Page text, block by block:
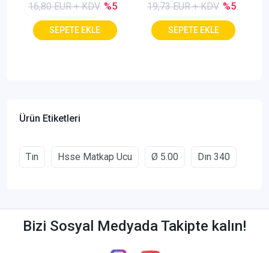
16,80 EUR + KDV %5 19,73 EUR + KDV %5
Ürün Etiketleri
Tın Hsse Matkap Ucu Ø 5.00 Dın 340
Bizi Sosyal Medyada Takipte kalın!